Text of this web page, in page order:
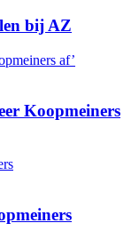
bij AZ
Koopmeiners